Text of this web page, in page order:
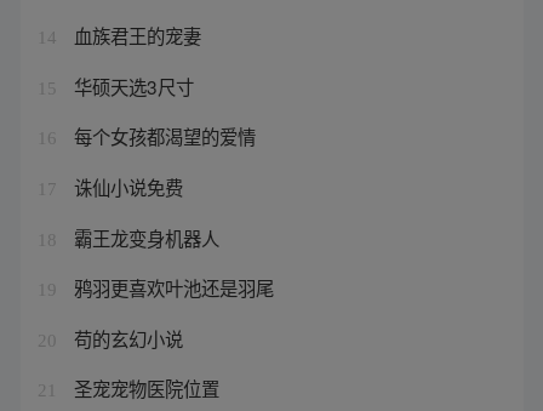
14 血族君王的宠妻
15 华硕天选3尺寸
16 每个女孩都渴望的爱情
17 诛仙小说免费
18 霸王龙变身机器人
19 鸦羽更喜欢叶池还是羽尾
20 苟的玄幻小说
21 圣宠宠物医院位置